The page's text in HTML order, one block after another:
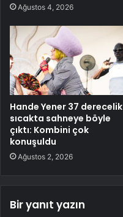
Ağustos 4, 2026
Hande Yener 37 derecelik
sıcakta sahneye böyle
çıktı: Kombini çok
konuşuldu
Ağustos 2, 2026
Bir yanıt yazın